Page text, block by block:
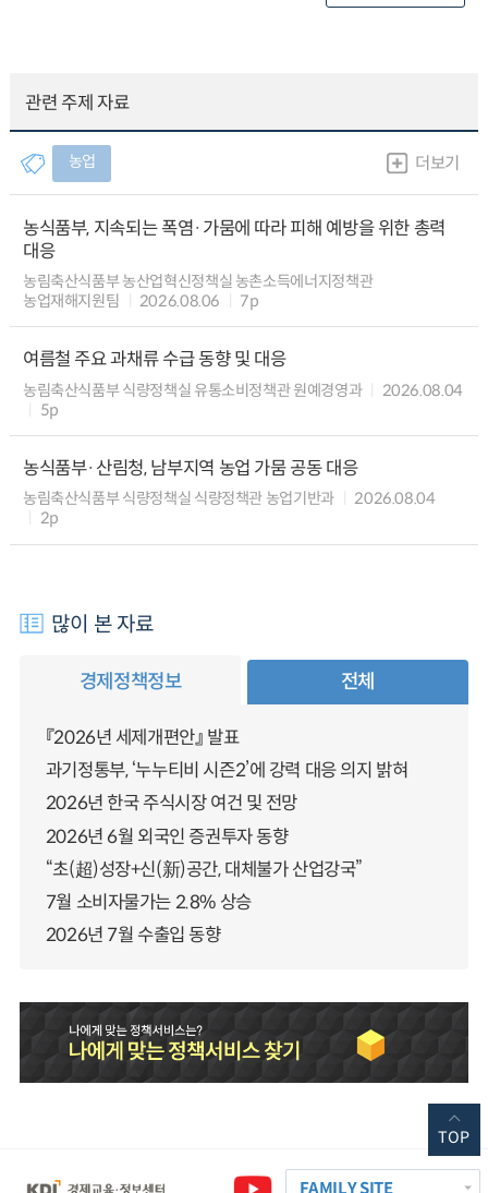
관련 주제 자료
농업 더보기
농식품부, 지속되는 폭염·가뭄에 따라 피해 예방을 위한 총력
대응
농림축산식품부 농산업혁신정책실 농촌소득에너지정책관
농업재해지원팀
2026.08.06 7p
여름철 주요 과채류 수급 동향 및 대응
농림축산식품부 식량정책실 유통소비정책관 원예경영과
2026.08.04
5p
농식품부·산림청, 남부지역 농업 가뭄 공동 대응
농림축산식품부 식량정책실 식량정책관 농업기반과
2026.08.04
2p
많이 본 자료
경제정책정보 전체
『2026년 세제개편안』 발표
과기정통부, ‘누누티비 시즌2’에 강력 대응 의지 밝혀
2026년 한국 주식시장 여건 및 전망
2026년 6월 외국인 증권투자 동향
“초(超)성장+신(新)공간, 대체불가 산업강국”
7월 소비자물가는 2.8% 상승
2026년 7월 수출입 동향
FAMILY SITE
TOP